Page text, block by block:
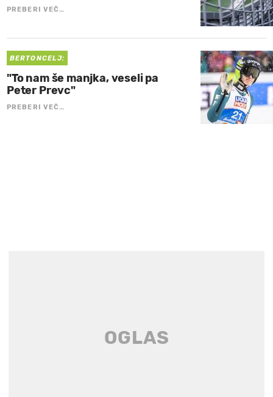
PREBERI VEČ…
BERTONCELJ:
"To nam še manjka, veseli pa
Peter Prevc"
PREBERI VEČ…